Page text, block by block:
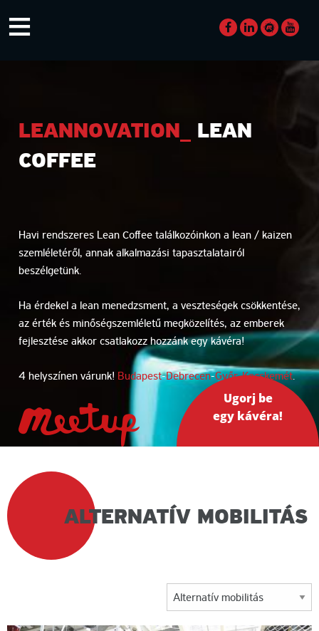
≡
LEANNOVATION_
LEAN
COFFEE
Havi rendszeres Lean Coffee találkozóinkon a lean / kaizen
szemléletéről, annak alkalmazási tapasztalatairól
beszélgetünk.
Ha érdekel a lean menedzsment, a veszteségek csökkentése,
az érték és minőségszemléletű megközelítés, az emberek
fejlesztése akkor csatlakozz hozzánk egy kávéra!
4 helyszínen várunk! Budapest-Debrecen-Győr-Kecskemét.
Ugorj be
egy kávéra!
LEAN
COFFEE
ALTERNATÍV MOBILITÁS